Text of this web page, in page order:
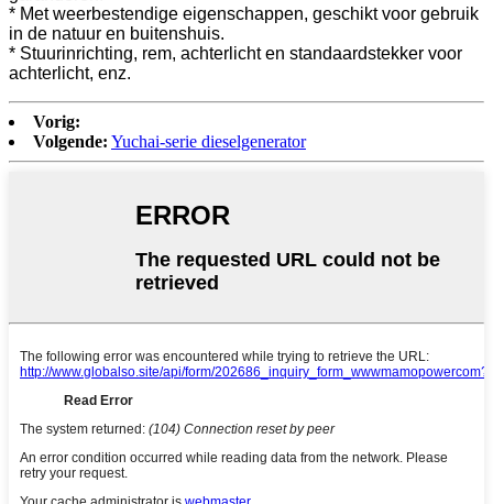
* Met weerbestendige eigenschappen, geschikt voor gebruik
in de natuur en buitenshuis.
* Stuurinrichting, rem, achterlicht en standaardstekker voor
achterlicht, enz.
Vorig:
Volgende: Yuchai-serie dieselgenerator